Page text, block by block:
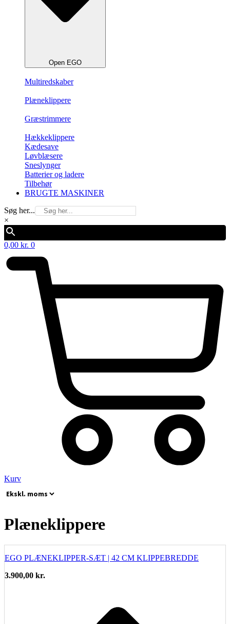
Open EGO
Multiredskaber
Plæneklippere
Græstrimmere
Hækkeklippere
Kædesave
Løvblæsere
Sneslynger
Batterier og ladere
Tilbehør
BRUGTE MASKINER
Søg her...
×
0,00 kr. 0
Kurv
Plæneklippere
EGO PLÆNEKLIPPER-SÆT | 42 CM KLIPPEBREDDE
3.900,00 kr.